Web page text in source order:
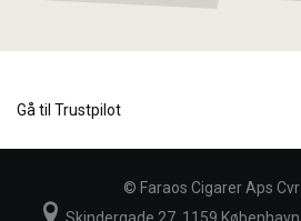
Gå til Trustpilot
© Faraos Cigarer Aps